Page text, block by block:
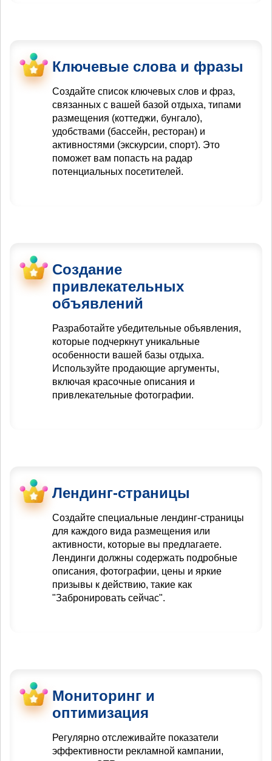
Ключевые слова и фразы
Создайте список ключевых слов и фраз,
связанных с вашей базой отдыха, типами
размещения (коттеджи, бунгало),
удобствами (бассейн, ресторан) и
активностями (экскурсии, спорт). Это
поможет вам попасть на радар
потенциальных посетителей.
Создание
привлекательных
объявлений
Разработайте убедительные объявления,
которые подчеркнут уникальные
особенности вашей базы отдыха.
Используйте продающие аргументы,
включая красочные описания и
привлекательные фотографии.
Лендинг-страницы
Создайте специальные лендинг-страницы
для каждого вида размещения или
активности, которые вы предлагаете.
Лендинги должны содержать подробные
описания, фотографии, цены и яркие
призывы к действию, такие как
"Забронировать сейчас".
Мониторинг и
оптимизация
Регулярно отслеживайте показатели
эффективности рекламной кампании,